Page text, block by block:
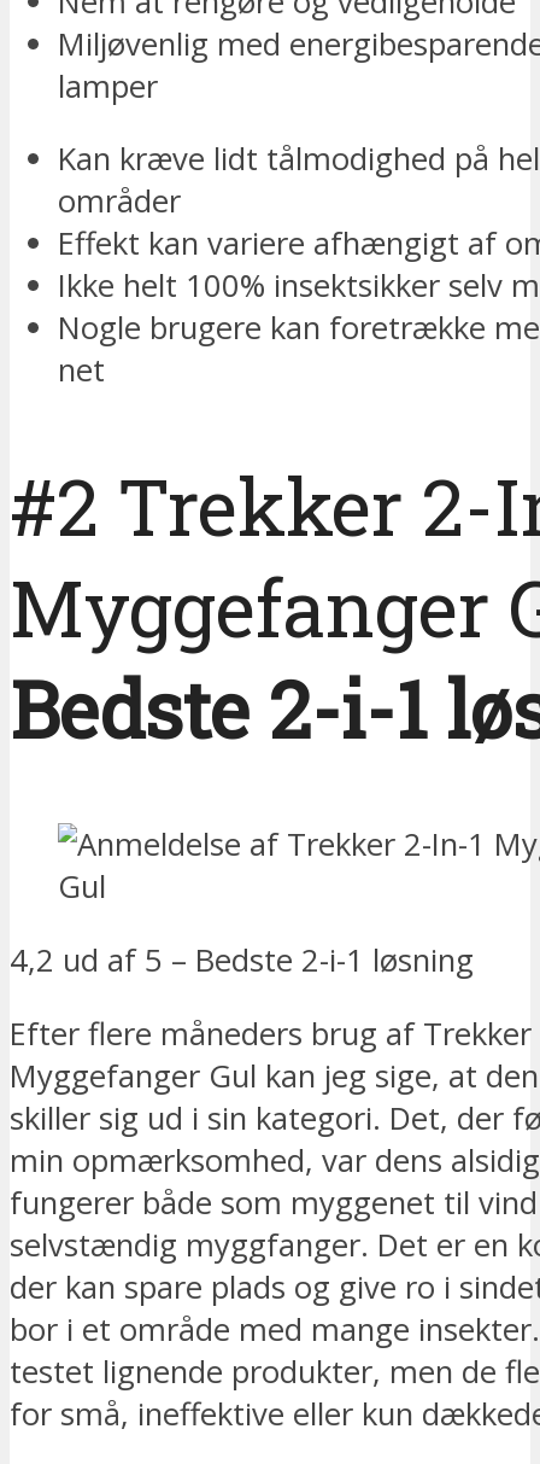
Miljøvenlig med
lamper
Kan kræve lidt tålmodighed på
områder
Effekt kan variere afhængigt af
Ikke helt 100% insektsikker selv
Nogle brugere kan foretrække
net
#2 Trekker 2-
Myggefanger
Bedste 2-i-1
4,2 ud af 5 – Bedste 2-i-1 løsning
Efter flere måneders brug af Trekker
Myggefanger Gul kan jeg sige, at
skiller sig ud i sin kategori. Det, der
min opmærksomhed, var dens
fungerer både som myggenet til
selvstændig myggfanger. Det er en
der kan spare plads og give ro i
bor i et område med mange
testet lignende produkter, men de
for små, ineffektive eller kun